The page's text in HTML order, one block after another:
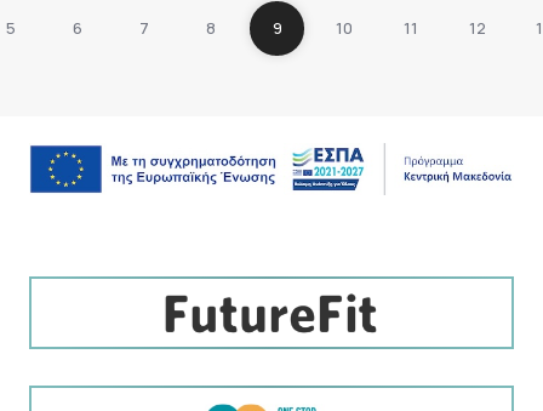
5 6 7 8 9 10 11 12